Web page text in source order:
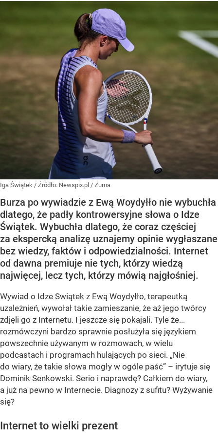
Iga Świątek / Źródło: Newspix.pl / Zuma
Burza po wywiadzie z Ewą Woydyłło nie wybuchła
dlatego, że padły kontrowersyjne słowa o Idze
Świątek. Wybuchła dlatego, że coraz częściej
za ekspercką analizę uznajemy opinie wygłaszane
bez wiedzy, faktów i odpowiedzialności. Internet
od dawna premiuje nie tych, którzy wiedzą
najwięcej, lecz tych, którzy mówią najgłośniej.
Wywiad o Idze Swiątek z Ewą Woydyłło, terapeutką
uzależnień, wywołał takie zamieszanie, że aż jego twórcy
zdjęli go z Internetu. I jeszcze się pokajali. Tyle że...
rozmówczyni bardzo sprawnie posłużyła się językiem
powszechnie używanym w rozmowach, w wielu
podcastach i programach hulających po sieci. „Nie
do wiary, że takie słowa mogły w ogóle paść” – irytuje się
Dominik Senkowski. Serio i naprawdę? Całkiem do wiary,
a już na pewno w Internecie. Diagnozy z sufitu? Wyżywanie
się?
Internet to wielki prezent